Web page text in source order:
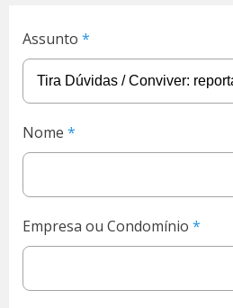
Assunto
Nome
Empresa ou Condomínio